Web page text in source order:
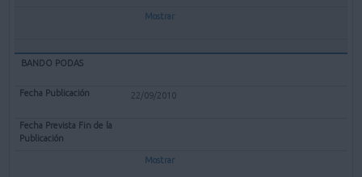
Mostrar
BANDO PODAS
22/09/2010
Mostrar